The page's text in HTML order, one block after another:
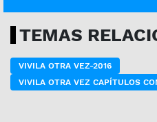
TEMAS
VIVILA OTRA VEZ-2016
VIVILA OTRA VEZ CAPÍTULOS